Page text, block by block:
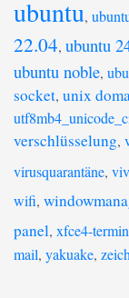
ubuntu,
22.04, ubuntu
ubuntu noble,
socket, unix
verschlüsselung,
virusquarantäne,
wifi,
panel, xfce4-
mail, yakuake,